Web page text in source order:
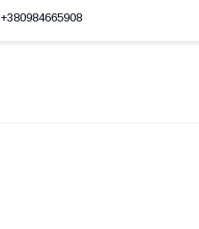
+380984665908